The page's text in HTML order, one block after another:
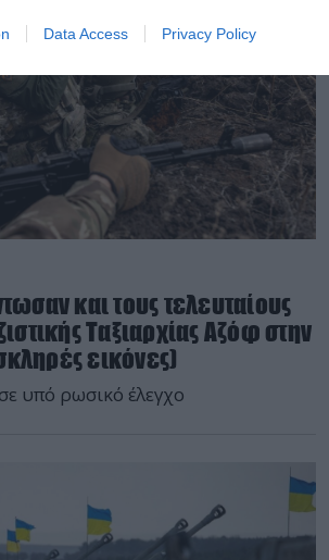
Data Access Privacy Policy
και τους τελευταίους
Ταξιαρχίας Αζόφ στην
εικόνες)
υπό ρωσικό έλεγχο